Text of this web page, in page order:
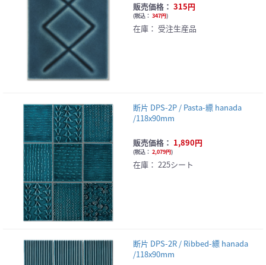
販売価格： 315円
(税込： 347円)
在庫： 受注生産品
断片 DPS-2P / Pasta-縹 hanada
/118x90mm
販売価格： 1,890円
(税込： 2,079円)
在庫： 225シート
断片 DPS-2R / Ribbed-縹 hanada
/118x90mm